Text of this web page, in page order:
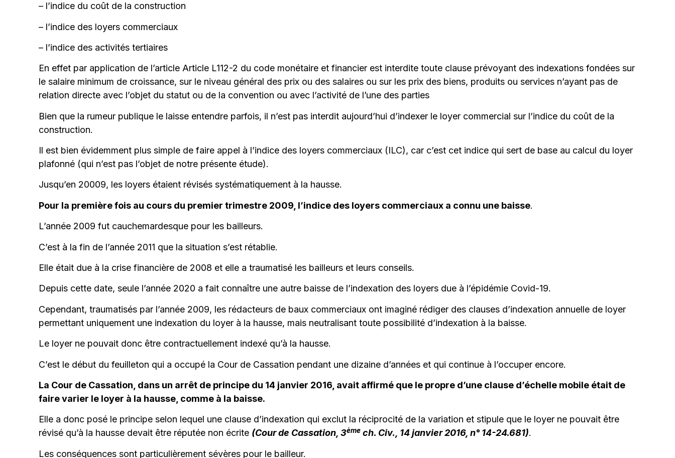
– l’indice du coût de la construction
– l’indice des loyers commerciaux
– l’indice des activités tertiaires
En effet par application de l’article Article L112-2 du code monétaire et financier est interdite toute clause prévoyant des indexations fondées sur
le salaire minimum de croissance, sur le niveau général des prix ou des salaires ou sur les prix des biens, produits ou services n’ayant pas de
relation directe avec l’objet du statut ou de la convention ou avec l’activité de l’une des parties
Bien que la rumeur publique le laisse entendre parfois, il n’est pas interdit aujourd’hui d’indexer le loyer commercial sur l’indice du coût de la
construction.
Il est bien évidemment plus simple de faire appel à l’indice des loyers commerciaux (ILC), car c’est cet indice qui sert de base au calcul du loyer
plafonné (qui n’est pas l’objet de notre présente étude).
Jusqu’en 20009, les loyers étaient révisés systématiquement à la hausse.
Pour la première fois au cours du premier trimestre 2009, l’indice des loyers commerciaux a connu une baisse.
L’année 2009 fut cauchemardesque pour les bailleurs.
C’est à la fin de l’année 2011 que la situation s’est rétablie.
Elle était due à la crise financière de 2008 et elle a traumatisé les bailleurs et leurs conseils.
Depuis cette date, seule l’année 2020 a fait connaître une autre baisse de l’indexation des loyers due à l’épidémie Covid-19.
Cependant, traumatisés par l’année 2009, les rédacteurs de baux commerciaux ont imaginé rédiger des clauses d’indexation annuelle de loyer
permettant uniquement une indexation du loyer à la hausse, mais neutralisant toute possibilité d’indexation à la baisse.
Le loyer ne pouvait donc être contractuellement indexé qu’à la hausse.
C’est le début du feuilleton qui a occupé la Cour de Cassation pendant une dizaine d’années et qui continue à l’occuper encore.
La Cour de Cassation, dans un arrêt de principe du 14 janvier 2016, avait affirmé que le propre d’une clause d’échelle mobile était de
faire varier le loyer à la hausse, comme à la baisse.
Elle a donc posé le principe selon lequel une clause d’indexation qui exclut la réciprocité de la variation et stipule que le loyer ne pouvait être
révisé qu’à la hausse devait être réputée non écrite (Cour de Cassation, 3ème ch. Civ., 14 janvier 2016, n° 14-24.681).
Les conséquences sont particulièrement sévères pour le bailleur.